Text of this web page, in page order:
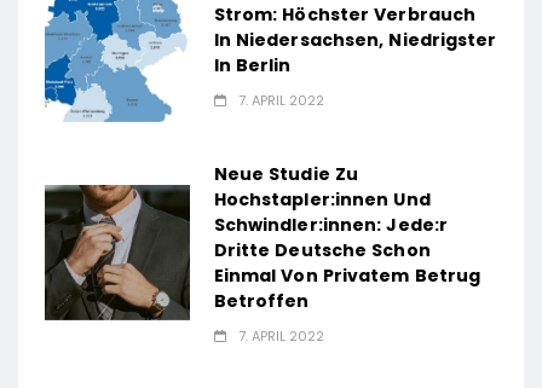
Strom: Höchster Verbrauch
In Niedersachsen, Niedrigster
In Berlin
7. APRIL 2022
Neue Studie Zu
Hochstapler:innen Und
Schwindler:innen: Jede:r
Dritte Deutsche Schon
Einmal Von Privatem Betrug
Betroffen
7. APRIL 2022